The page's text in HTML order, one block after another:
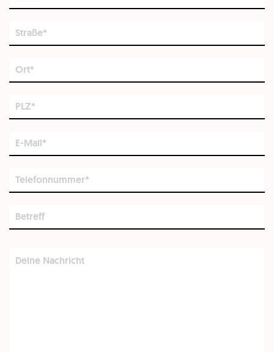
Straße*
Ort*
PLZ*
E-
Mail*
Telefonnummer
Betreff
Nachricht